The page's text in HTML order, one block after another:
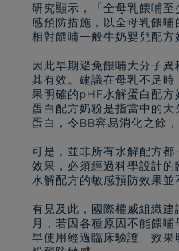
研究顯示，「全母乳餵哺
感預防措施，以全母乳餵
相對餵哺一般牛奶嬰兒配方
因此早期避免餵哺大分子
其有效。建議在母乳不足
果明確的pHF水解蛋白配方
蛋白配方奶粉是指當中的
蛋白，令BB容易消化之餘
可是，並非所有水解配方
效果，必須經過科學設計
水解配方的敏感預防效果並
有見及此，國際權威組織建
月，若因各種原因不能餵
早使用經過臨床驗證、效